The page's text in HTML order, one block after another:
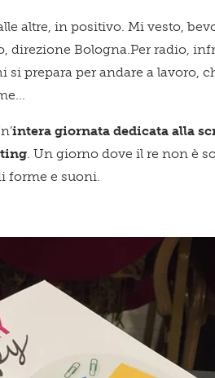
te!
altre, in positivo. Mi vesto,
direzione Bologna.Per radio,
prepara per andare a lavoro,
intera giornata dedicata alla
. Un giorno dove il re non è
forme e suoni.